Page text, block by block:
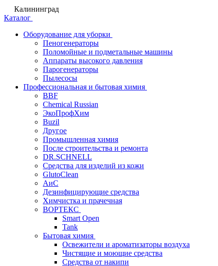
Калининград
Каталог
Оборудование для уборки
Пеногенераторы
Поломойные и подметальные машины
Аппараты высокого давления
Парогенераторы
Пылесосы
Профессиональная и бытовая химия
BBF
Chemical Russian
ЭкоПрофХим
Buzil
Другое
Промышленная химия
После строительства и ремонта
DR.SCHNELL
Средства для изделий из кожи
GlutoClean
АиС
Дезинфицирующие средства
Химчистка и прачечная
ВОРТЕКС
Smart Open
Tank
Бытовая химия
Освежители и ароматизаторы воздуха
Чистящие и моющие средства
Средства от накипи